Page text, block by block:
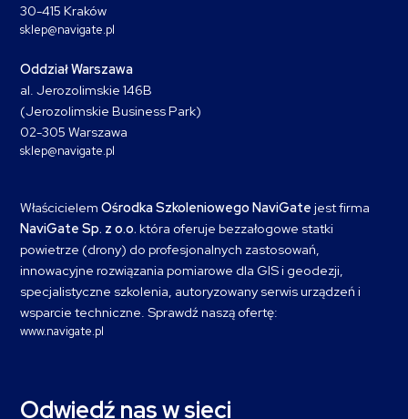
30-415 Kraków
sklep@navigate.pl
Oddział Warszawa
al. Jerozolimskie 146B
(Jerozolimskie Business Park)
02-305 Warszawa
sklep@navigate.pl
Właścicielem Ośrodka Szkoleniowego NaviGate jest firma
NaviGate Sp. z o.o. która oferuje bezzałogowe statki
powietrze (drony) do profesjonalnych zastosowań,
innowacyjne rozwiązania pomiarowe dla GIS i geodezji,
specjalistyczne szkolenia, autoryzowany serwis urządzeń i
wsparcie techniczne. Sprawdź naszą ofertę:
www.navigate.pl
Odwiedź nas w sieci